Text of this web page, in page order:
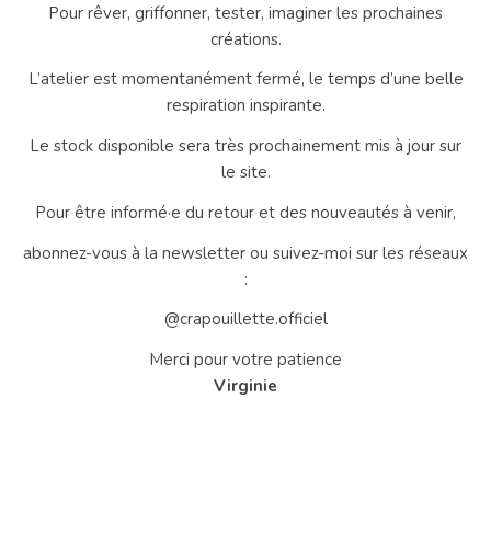
Pour rêver, griffonner, tester, imaginer les prochaines
créations.
L’atelier est momentanément fermé, le temps d’une belle
respiration inspirante.
Le stock disponible sera très prochainement mis à jour sur
le site.
Pour être informé·e du retour et des nouveautés à venir,
abonnez-vous à la newsletter ou suivez-moi sur les réseaux
:
@crapouillette.officiel
Merci pour votre patience
Virginie